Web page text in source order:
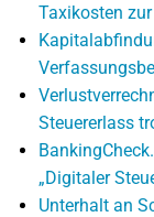
Taxikosten
Steuererlass
„Digitaler
Unterhalt an